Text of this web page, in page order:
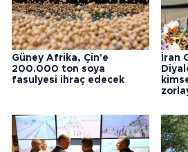
Güney Afrika, Çin'e
200.000 ton soya
fasulyesi ihraç edecek
İran